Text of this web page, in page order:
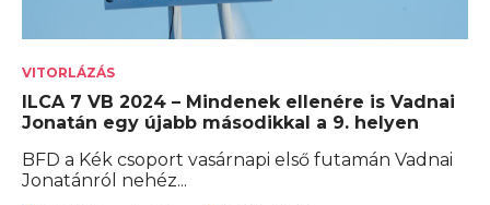
VITORLÁZÁS
ILCA 7 VB 2024 – Mindenek ellenére is Vadnai
Jonatán egy újabb másodikkal a 9. helyen
BFD a Kék csoport vasárnapi első futamán Vadnai
Jonatánról nehéz...